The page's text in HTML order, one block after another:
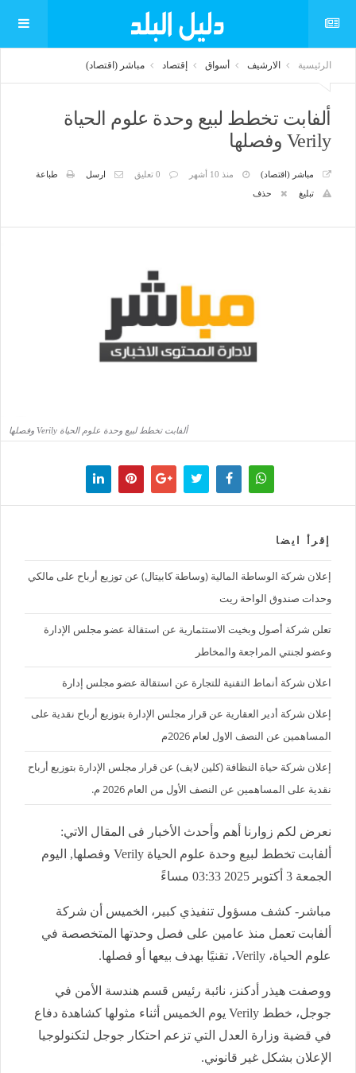
الرئيسية الارشيف أسواق إقتصاد مباشر (اقتصاد)
ألفابت تخطط لبيع وحدة علوم الحياة
Verily وفصلها
مباشر (اقتصاد) منذ 10 أشهر 0 تعليق ارسل
طباعة
تبليغ
حذف
ألفابت تخطط لبيع وحدة علوم الحياة Verily وفصلها
إقرأ ايضا
إعلان شركة الوساطة المالية (وساطة كابيتال) عن توزيع أرباح على مالكي
وحدات صندوق الواحة ريت
تعلن شركة أصول وبخيت الاستثمارية عن استقالة عضو مجلس الإدارة
وعضو لجنتي المراجعة والمخاطر
اعلان شركة أنماط التقنية للتجارة عن استقالة عضو مجلس إدارة
إعلان شركة أدير العقارية عن قرار مجلس الإدارة بتوزيع أرباح نقدية على
المساهمين عن النصف الاول لعام 2026م
إعلان شركة حياة النظافة (كلين لايف) عن قرار مجلس الإدارة بتوزيع أرباح
نقدية على المساهمين عن النصف الأول من العام 2026 م.
نعرض لكم زوارنا أهم وأحدث الأخبار فى المقال الاتي:
ألفابت تخطط لبيع وحدة علوم الحياة Verily وفصلها, اليوم
الجمعة 3 أكتوبر 2025 03:33 مساءً
مباشر- كشف مسؤول تنفيذي كبير، الخميس أن شركة
ألفابت تعمل منذ عامين على فصل وحدتها المتخصصة في
علوم الحياة، Verily، تقنيًا بهدف بيعها أو فصلها.
ووصفت هيذر أدكنز، نائبة رئيس قسم هندسة الأمن في
جوجل، خطط Verily يوم الخميس أثناء مثولها كشاهدة دفاع
في قضية وزارة العدل التي تزعم احتكار جوجل لتكنولوجيا
الإعلان بشكل غير قانوني.